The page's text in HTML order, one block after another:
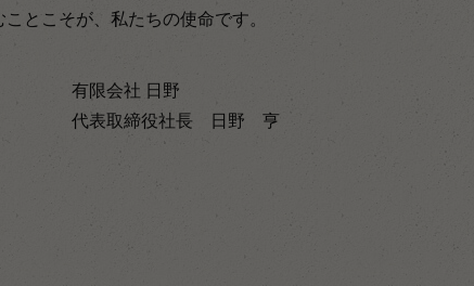
とこそが、私たちの使命です。
有限会社 日野
代表取締役社長 日野 亨